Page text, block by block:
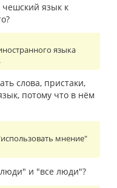
язык к
языка
слова, пристаки,
потому что в нём
мнение"
и "все люди"?